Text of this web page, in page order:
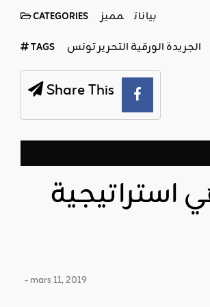
CATEGORIES بيانات مميز
TAGS الجريدة الورقية التحرير تونس
Share This
استراتيجية
- mars 11, 2019